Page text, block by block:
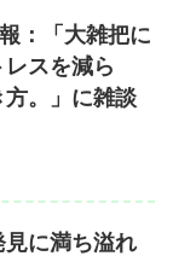
：「大雑把に
スを減ら
。」に雑談
に満ち溢れ